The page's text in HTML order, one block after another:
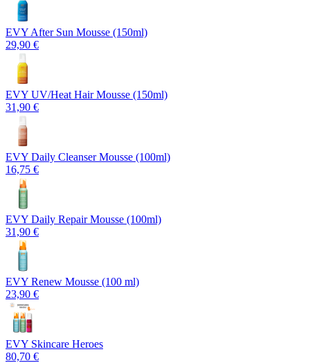
EVY After Sun Mousse (150ml)
29,90 €
EVY UV/Heat Hair Mousse (150ml)
31,90 €
EVY Daily Cleanser Mousse (100ml)
16,75 €
EVY Daily Repair Mousse (100ml)
31,90 €
EVY Renew Mousse (100 ml)
23,90 €
EVY Skincare Heroes
80,70 €